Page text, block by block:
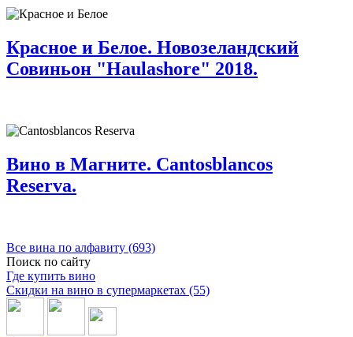
Красное и Белое. Новозеландский
Совиньон "Haulashore" 2018.
Вино в Магните. Cantosblancos
Reserva.
Все вина по алфавиту (693)
Поиск по сайту
Где купить вино
Скидки на вино в супермаркетах (55)